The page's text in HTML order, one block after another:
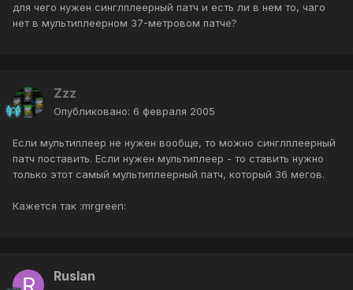
для чего нужен синглплеерный патч и есть ли в нем то, чаго
нет в мультиплеерном 37-метровом патче?
Zzz
Опубликовано: 6 февраля 2005
Если мультиплеер не нужен вообще, то можно синглплеерный
патч поставить. Если нужен мультиплеер - то ставить нужно
только этот самый мультиплеерный патч, который 36 мегов.
Кажется так :mrgreen:
Ruslan